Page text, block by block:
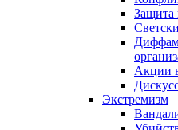
Защита
Акции
Экстремизм